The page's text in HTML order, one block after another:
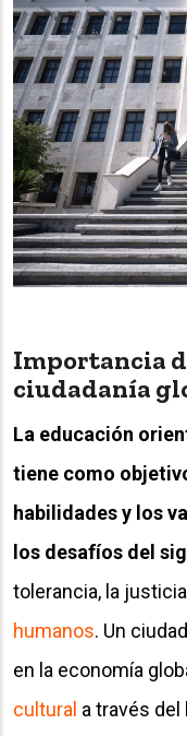
Importancia
ciudadanía
La educación
tiene como
habilidades y los
los desafíos del
tolerancia, la
humanos. Un
en la economía
cultural a través del